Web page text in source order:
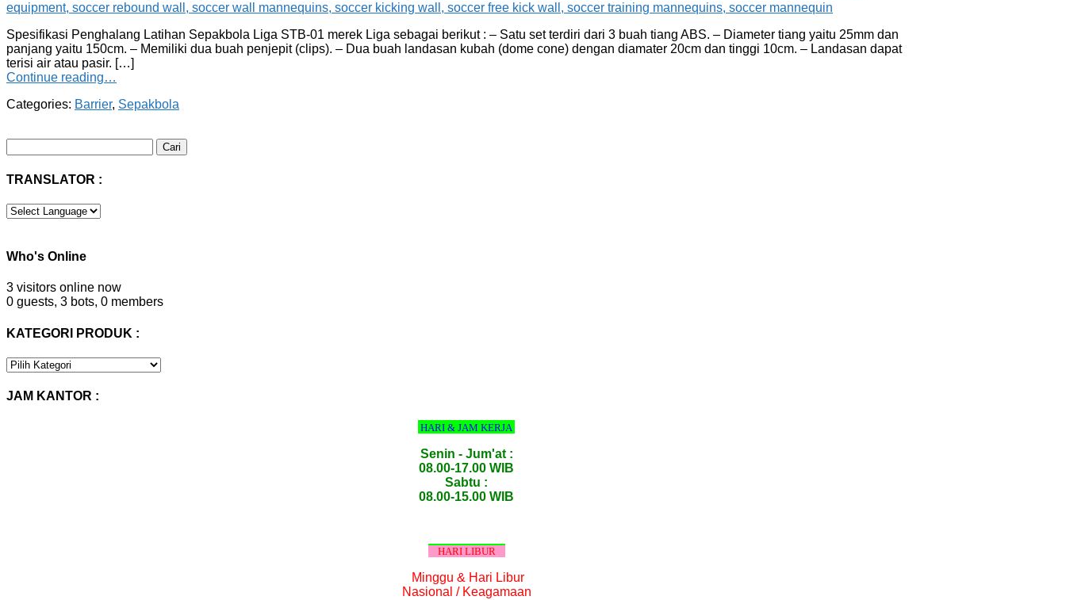
Spesifikasi Penghalang Latihan Sepakbola Liga STB-01 merek Liga sebagai berikut : – Satu set terdiri dari 3 buah tiang ABS. – Diameter tiang yaitu 25mm dan
panjang yaitu 150cm. – Memiliki dua buah penjepit (clips). – Dua buah landasan kubah (dome cone) dengan diamater 20cm dan tinggi 10cm. – Landasan dapat
terisi air atau pasir. […]
Continue reading…
Categories: Barrier, Sepakbola
untuk:
TRANSLATOR :
Who's Online
3 visitors online now
0 guests, 3 bots, 0 members
KATEGORI PRODUK :
KATEGORI
JAM KANTOR :
HARI & JAM KERJA
Senin - Jum'at :
08.00-17.00 WIB
Sabtu :
08.00-15.00 WIB
HARI LIBUR
Minggu & Hari Libur
Nasional / Keagamaan